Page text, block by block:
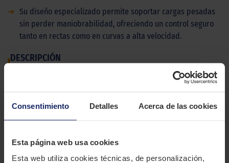
Consentimiento Detalles Acerca de las cookies
Esta página web usa cookies
Esta web utiliza cookies técnicas, de personalización,
➜
Su diseño especializado permite soportar cargas pesadas
sin perder maniobrabilidad, ofreciendo un control seguro
tanto en rectas como en curvas a alta velocidad.
DESCRIPCIÓN
especializado, indicada por sus fabricantes como apta para
furgonetas, caravanas y camionetas, ideal para conductores
un precio accesible. Recomendada para trabajos de ruta y
autopista.